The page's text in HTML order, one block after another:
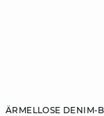
ÄRMELLOSE DENIM-